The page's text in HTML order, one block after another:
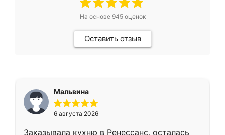
На основе 945оценок
Оставить отзыв
Мальвина
6 августа 2026
Заказывала кухню в Ренессанс, осталась